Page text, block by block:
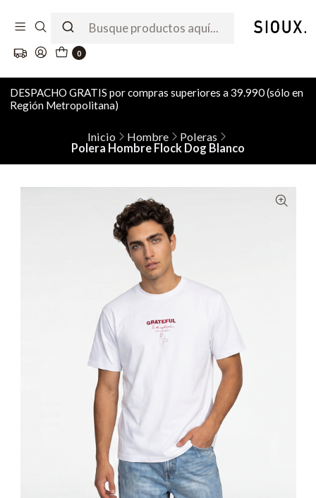
0
DESPACHO GRATIS por compras superiores a 39.990 (sólo en
Región Metropolitana)
Inicio Hombre
Poleras
Polera Hombre Flock Dog Blanco